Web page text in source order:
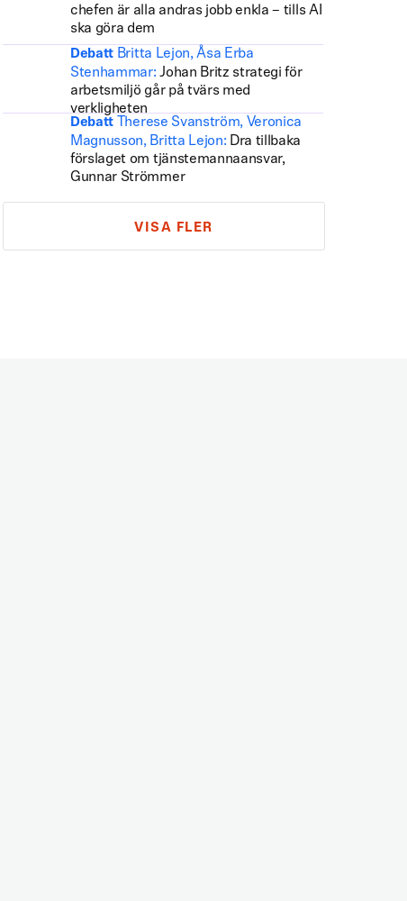
chefen är alla andras jobb enkla – tills AI
ska göra dem
Debatt Britta Lejon, Åsa Erba
Stenhammar: Johan Britz strategi för
arbetsmiljö går på tvärs med
verkligheten
Debatt
Therese Svanström, Veronica
Magnusson, Britta Lejon: Dra tillbaka
förslaget om tjänstemannaansvar,
Gunnar Strömmer
VISA FLER